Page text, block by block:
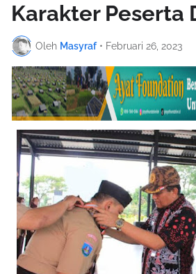
Karakter Peserta
Oleh Masyraf • Februari 26, 2023